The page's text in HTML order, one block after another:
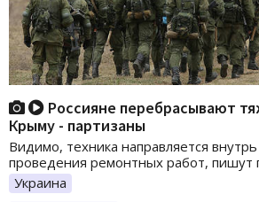
Россияне перебрасывают
Крыму - партизаны
Видимо, техника направляется
проведения ремонтных работ, пишут
Украина